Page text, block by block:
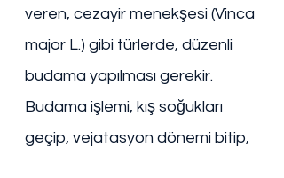
veren, cezayir menekşesi (Vinca
major L.) gibi türlerde, düzenli
budama yapılması gerekir.
Budama işlemi, kış soğukları
geçip, vejatasyon dönemi bitip,